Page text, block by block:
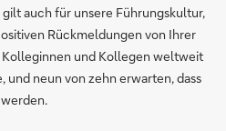
auch für unsere Führungskultur,
Rückmeldungen von Ihrer
und Kollegen weltweit
neun von zehn erwarten, dass